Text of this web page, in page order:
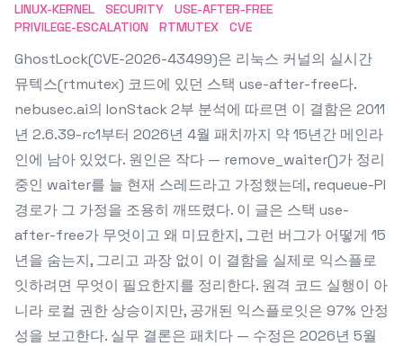
LINUX-KERNEL SECURITY
USE-AFTER-FREE
PRIVILEGE-ESCALATION
RTMUTEX CVE
GhostLock(CVE-2026-43499)은 리눅스 커널의 실시간
뮤텍스(rtmutex) 코드에 있던 스택 use-after-free다.
nebusec.ai의 IonStack 2부 분석에 따르면 이 결함은 2011
년 2.6.39-rc1부터 2026년 4월 패치까지 약 15년간 메인라
인에 남아 있었다. 원인은 작다 — remove_waiter()가 정리
중인 waiter를 늘 현재 스레드라고 가정했는데, requeue-PI
경로가 그 가정을 조용히 깨뜨렸다. 이 글은 스택 use-
after-free가 무엇이고 왜 미묘한지, 그런 버그가 어떻게 15
년을 숨는지, 그리고 과장 없이 이 결함을 실제로 익스플로
잇하려면 무엇이 필요한지를 정리한다. 원격 코드 실행이 아
니라 로컬 권한 상승이지만, 공개된 익스플로잇은 97% 안정
성을 보고한다. 실무 결론은 패치다 — 수정은 2026년 5월